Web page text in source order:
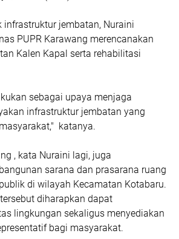
infrastruktur jembatan, Nuraini
PUPR Karawang merencanakan
Kalen Kapal serta rehabilitasi
sebagai upaya menjaga
infrastruktur jembatan yang
katanya.
, kata Nuraini lagi, juga
sarana dan prasarana ruang
di wilayah Kecamatan Kotabaru.
diharapkan dapat
lingkungan sekaligus menyediakan
bagi masyarakat.